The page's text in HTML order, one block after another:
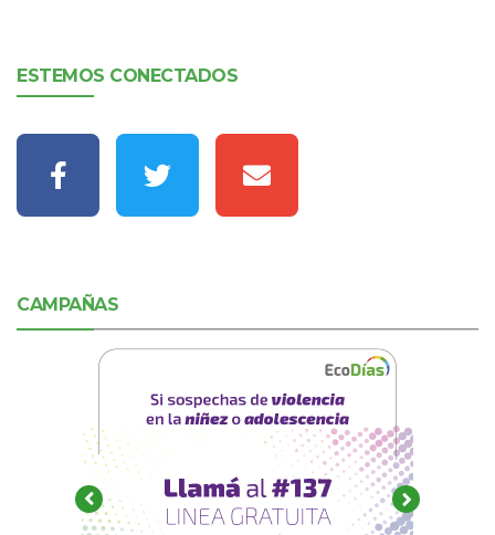
ESTEMOS CONECTADOS
CAMPAÑAS